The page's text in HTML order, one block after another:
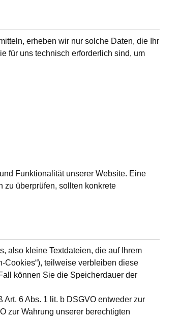
erheben wir nur solche Daten, die Ihr
für uns technisch erforderlich sind, um
Funktionalität unserer Website. Eine
zu überprüfen, sollten konkrete
also kleine Textdateien, die auf Ihrem
Cookies“), teilweise verbleiben diese
können Sie die Speicherdauer der
6 Abs. 1 lit. b DSGVO entweder zur
zur Wahrung unserer berechtigten